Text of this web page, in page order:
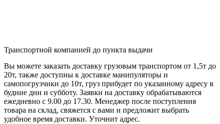
Транспортной компанией до пункта выдачи
Вы можете заказать доставку грузовым транспортом от 1,5т до
20т, также доступны к доставке манипуляторы и
самопогрузчики до 10т, груз прибудет по указанному адресу в
будние дни и субботу. Заявки на доставку обрабатываются
ежедневно с 9.00 до 17.30. Менеджер после поступления
товара на склад, свяжется с вами и предложит выбрать
удобное время доставки. Уточнит адрес.